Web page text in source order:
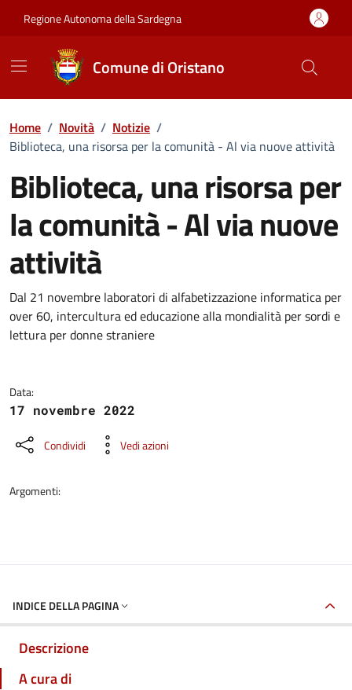
Regione Autonoma della Sardegna
Comune di Oristano
Home / Novità / Notizie /
Biblioteca, una risorsa per la comunità - Al via nuove attività
Biblioteca, una risorsa per
la comunità - Al via nuove
attività
Dettagli della notizia
Dal 21 novembre laboratori di alfabetizzazione informatica per
over 60, intercultura ed educazione alla mondialità per sordi e
lettura per donne straniere
Data:
17 novembre 2022
Condividi Vedi azioni
Argomenti:
INDICE DELLA PAGINA
Descrizione
A cura di